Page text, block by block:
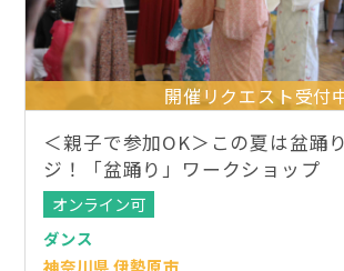
開催リクエスト受付
＜親子で参加OK＞この夏は盆踊
ジ！「盆踊り」ワークショップ
オンライン可
ダンス
神奈川県 伊勢原市